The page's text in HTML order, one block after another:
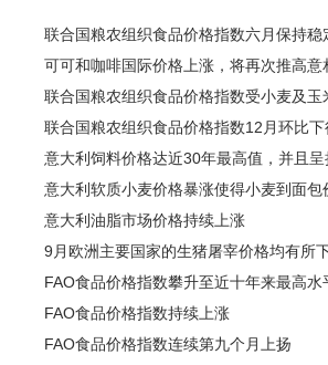
联合国粮农组织食品价格指数六月保持稳
可可和咖啡国际价格上涨，将再次推高意
联合国粮农组织食品价格指数受小麦及
联合国粮农组织食品价格指数12月环比下
意大利饲料价格达近30年最高值，并且
意大利软质小麦价格暴涨使得小麦到面
意大利油脂市场价格持续上涨
9月欧洲主要国家的生猪屠宰价格均有所
FAO食品价格指数攀升至近十年来最高水
FAO食品价格指数持续上涨
FAO食品价格指数连续第九个月上扬